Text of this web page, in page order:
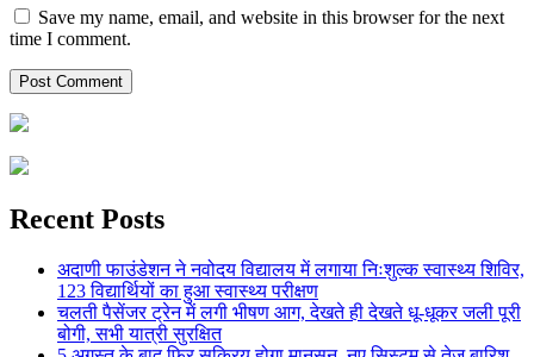
Save my name, email, and website in this browser for the next
time I comment.
Recent Posts
अदाणी फाउंडेशन ने नवोदय विद्यालय में लगाया निःशुल्क स्वास्थ्य शिविर,
123 विद्यार्थियों का हुआ स्वास्थ्य परीक्षण
चलती पैसेंजर ट्रेन में लगी भीषण आग, देखते ही देखते धू-धूकर जली पूरी
बोगी, सभी यात्री सुरक्षित